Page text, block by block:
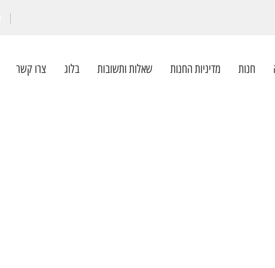
חנות מדיניות החנות שאלות ותשובות בלוג צרו קשר